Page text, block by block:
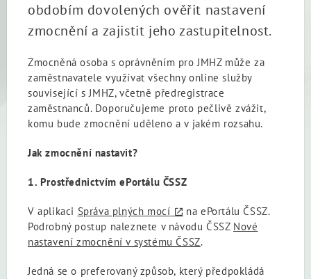
obdobím dovolených ověřit nastavení
zmocnění a zajistit jeho zastupitelnost.
Zmocněná osoba s oprávněním pro JMHZ může za
zaměstnavatele využívat všechny online služby
související s JMHZ, včetně předregistrace
zaměstnanců. Doporučujeme proto pečlivě zvážit,
komu bude zmocnění uděleno a v jakém rozsahu.
Jak zmocnění nastavit?
1. Prostřednictvím ePortálu ČSSZ
V aplikaci Správa plných mocí
na ePortálu ČSSZ.
Podrobný postup naleznete v návodu ČSSZ Nové
nastavení zmocnění v systému ČSSZ.
Jedná se o preferovaný způsob, který předpokládá